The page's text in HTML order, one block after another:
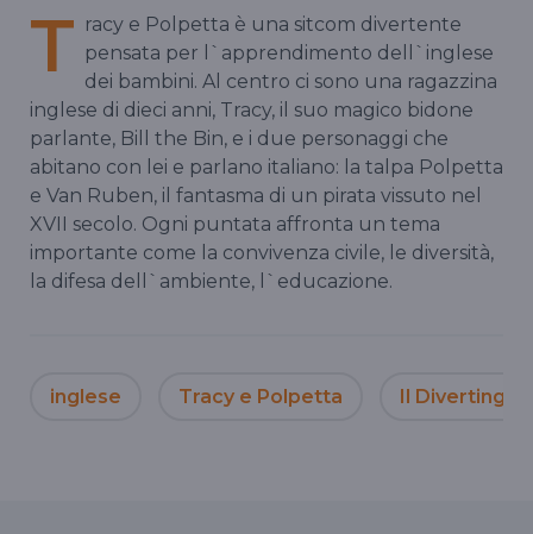
T racy e Polpetta è una sitcom divertente
pensata per l`apprendimento dell`inglese
dei bambini. Al centro ci sono una ragazzina
inglese di dieci anni, Tracy, il suo magico bidone
parlante, Bill the Bin, e i due personaggi che
abitano con lei e parlano italiano: la talpa Polpetta
e Van Ruben, il fantasma di un pirata vissuto nel
XVII secolo. Ogni puntata affronta un tema
importante come la convivenza civile, le diversità,
la difesa dell`ambiente, l`educazione.
inglese Tracy e Polpetta Il